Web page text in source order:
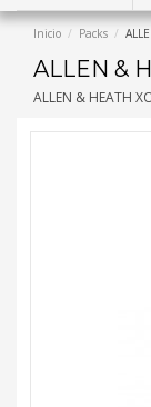
Inicio Packs
ALLEN &
ALLEN & HEATH